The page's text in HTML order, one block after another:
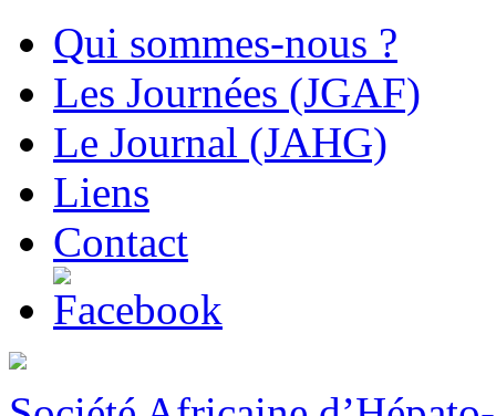
Qui sommes-nous ?
Les Journées (JGAF)
Le Journal (JAHG)
Liens
Contact